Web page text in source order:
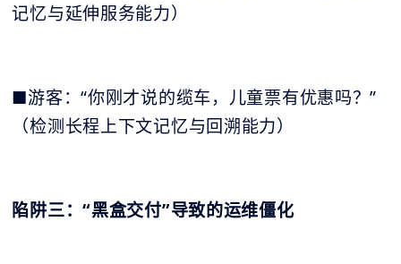
记忆与延伸服务能力）
■游客：“你刚才说的缆车，儿童票有优惠吗？”
（检测长程上下文记忆与回溯能力）
陷阱三：“黑盒交付”导致的运维僵化